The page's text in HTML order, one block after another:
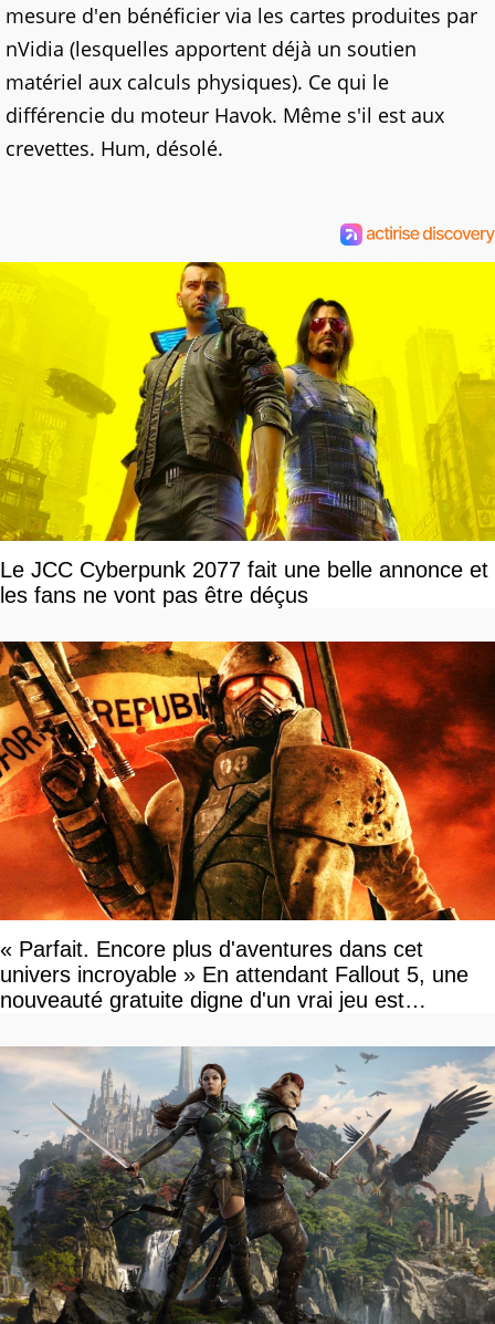
mesure d'en bénéficier via les cartes produites par
nVidia (lesquelles apportent déjà un soutien
matériel aux calculs physiques). Ce qui le
différencie du moteur Havok. Même s'il est aux
crevettes. Hum, désolé.
Le JCC Cyberpunk 2077 fait une belle annonce et
les fans ne vont pas être déçus
« Parfait. Encore plus d'aventures dans cet
univers incroyable » En attendant Fallout 5, une
nouveauté gratuite digne d'un vrai jeu est